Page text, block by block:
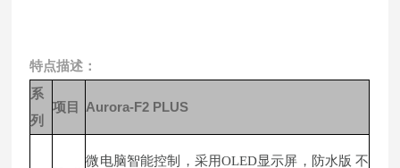
特点描述：
系
列
项目 Aurora-F2 PLUS
微电脑智能控制，采用OLED显示屏，防水版 不